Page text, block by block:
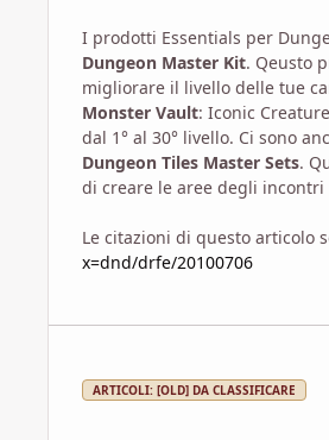
I prodotti Essentials per
Dungeon Master Kit. Qeusto
migliorare il livello delle tue
Monster Vault: Iconic
dal 1° al 30° livello. Ci sono
Dungeon Tiles Master Sets.
di creare le aree degli
Le citazioni di questo articolo
x=dnd/drfe/20100706
ARTICOLI: [OLD] DA CLASSIFICARE